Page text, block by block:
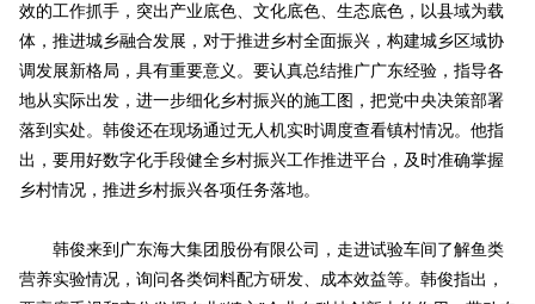
效的工作抓手，突出产业底色、文化底色、生态底色，以县域为载
体，推进城乡融合发展，对于推进乡村全面振兴，构建城乡区域协
调发展新格局，具有重要意义。要认真总结推广广东经验，指导各
地从实际出发，进一步细化乡村振兴的施工图，把党中央决策部署
落到实处。韩俊还在现场通过无人机实时调度查看镇村情况。他指
出，要用好数字化手段健全乡村振兴工作推进平台，及时准确掌握
乡村情况，推进乡村振兴各项任务落地。
韩俊来到广东海大集团股份有限公司，走进试验车间了解鱼类
营养实验情况，询问各类饲料配方研发、成本效益等。韩俊指出，